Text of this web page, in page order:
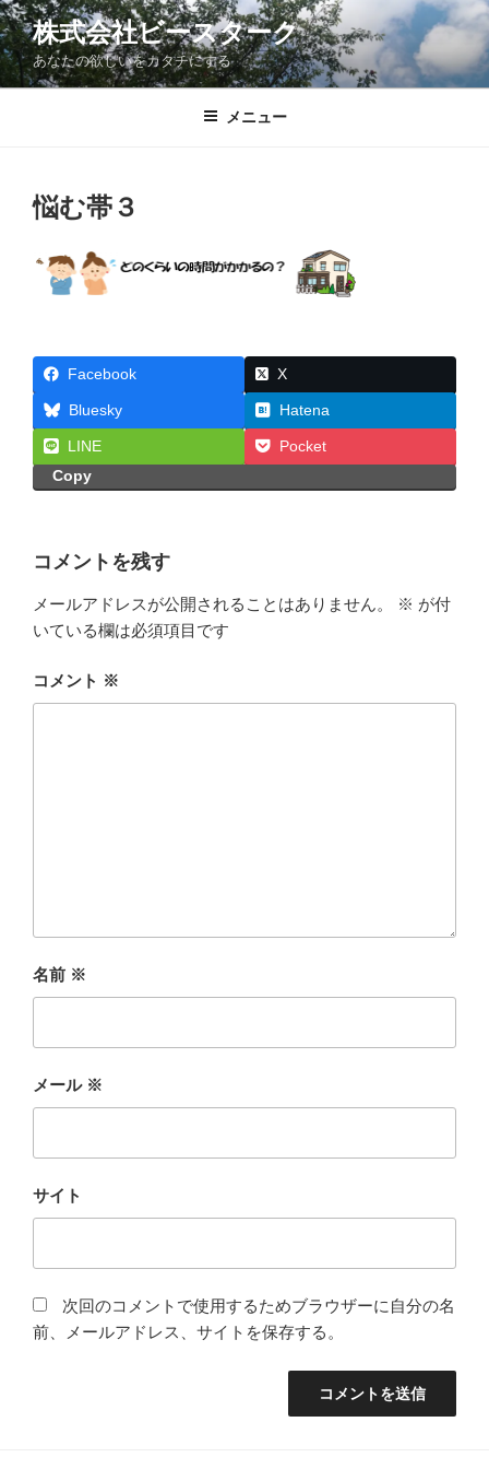
コ
ン
テ
ン
株式会社ビースターク
あなたの欲しいをカタチにする
メニュー
悩む帯３
Facebook X
Bluesky Hatena
LINE
Pocket
Copy
コメントを残す
メールアドレスが公開されることはありません。 ※ が付
いている欄は必須項目です
コメント ※
名前 ※
メール ※
サイト
次回のコメントで使用するためブラウザーに自分の名
前、メールアドレス、サイトを保存する。